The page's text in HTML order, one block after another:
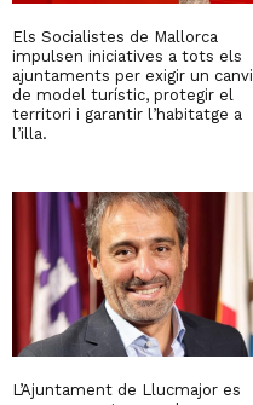
Els Socialistes de Mallorca
impulsen iniciatives a tots els
ajuntaments per exigir un canvi
de model turístic, protegir el
territori i garantir l’habitatge a
l’illa.
L’Ajuntament de Llucmajor es